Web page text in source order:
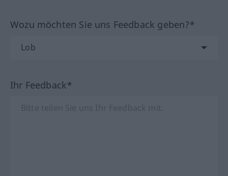
Wozu möchten Sie uns Feedback geben?*
Ihr Feedback*